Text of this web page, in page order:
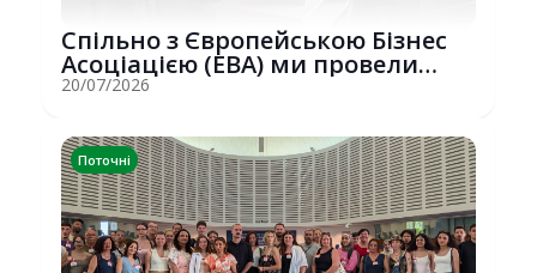
Спільно з Європейською Бізнес
Асоціацією (EBA) ми провели
потужну о...
20/07/2026
Поточні